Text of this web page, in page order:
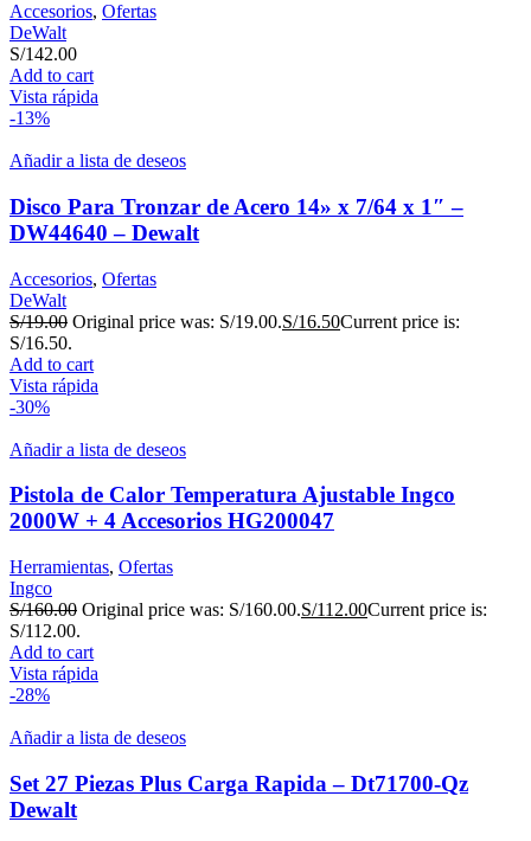
Accesorios, Ofertas
DeWalt
S/142.00
Add to cart
Vista rápida
-13%
Añadir a lista de deseos
Disco Para Tronzar de Acero 14» x 7/64 x 1″ –
DW44640 – Dewalt
Accesorios, Ofertas
DeWalt
S/19.00 Original price was: S/19.00.S/16.50Current price is:
S/16.50.
Add to cart
Vista rápida
-30%
Añadir a lista de deseos
Pistola de Calor Temperatura Ajustable Ingco
2000W + 4 Accesorios HG200047
Herramientas, Ofertas
Ingco
S/160.00 Original price was: S/160.00.S/112.00Current price is:
S/112.00.
Add to cart
Vista rápida
-28%
Añadir a lista de deseos
Set 27 Piezas Plus Carga Rapida – Dt71700-Qz
Dewalt